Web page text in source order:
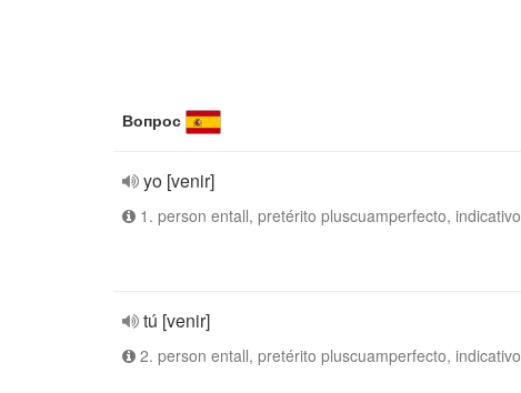
Вопрос
yo [venir]
1. person entall, pretérito pluscuamperfecto, indicativo
tú [venir]
2. person entall, pretérito pluscuamperfecto, indicativo